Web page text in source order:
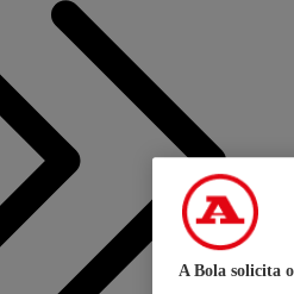
A Bola solicita